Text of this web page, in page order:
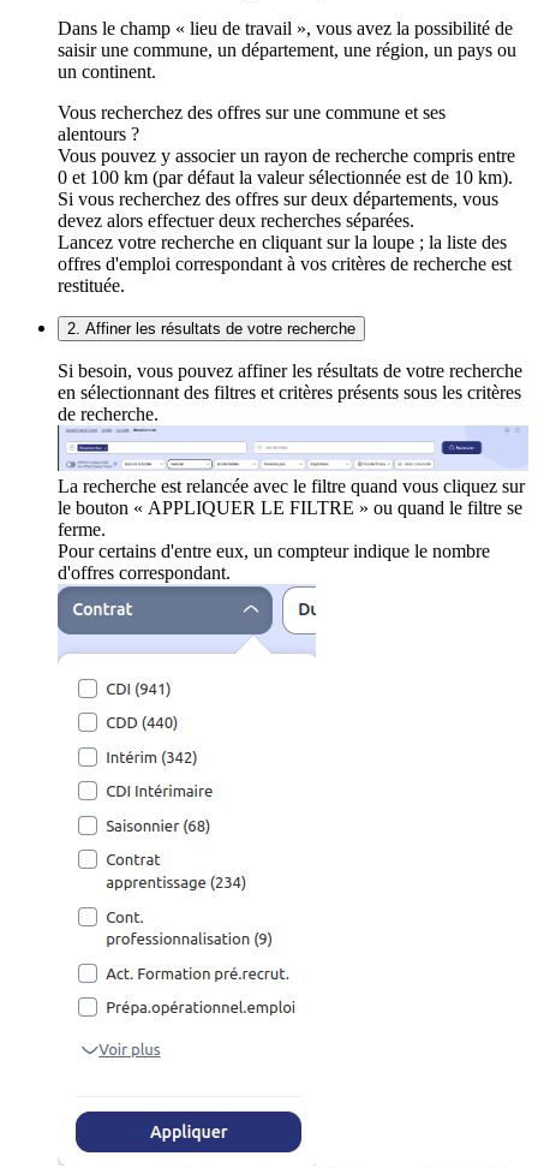
Dans le champ « lieu de travail », vous avez la possibilité de
saisir une commune, un département, une région, un pays ou
un continent.
Vous recherchez des offres sur une commune et ses
alentours ?
Vous pouvez y associer un rayon de recherche compris entre
0 et 100 km (par défaut la valeur sélectionnée est de 10 km).
Si vous recherchez des offres sur deux départements, vous
devez alors effectuer deux recherches séparées.
Lancez votre recherche en cliquant sur la loupe ; la liste des
offres d'emploi correspondant à vos critères de recherche est
restituée.
2. Affiner les résultats de votre recherche
Si besoin, vous pouvez affiner les résultats de votre recherche
en sélectionnant des filtres et critères présents sous les critères
de recherche.
La recherche est relancée avec le filtre quand vous cliquez sur
le bouton « APPLIQUER LE FILTRE » ou quand le filtre se
ferme.
Pour certains d'entre eux, un compteur indique le nombre
d'offres correspondant.